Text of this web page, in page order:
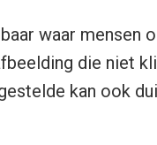
waar mensen
die niet
kan ook